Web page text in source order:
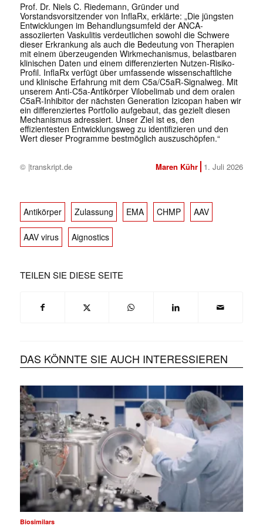
Prof. Dr. Niels C. Riedemann, Gründer und
Vorstandsvorsitzender von InflaRx, erklärte: „Die jüngsten
Entwicklungen im Behandlungsumfeld der ANCA-
assoziierten Vaskulitis verdeutlichen sowohl die Schwere
dieser Erkrankung als auch die Bedeutung von Therapien
mit einem überzeugenden Wirkmechanismus, belastbaren
klinischen Daten und einem differenzierten Nutzen-Risiko-
Profil. InflaRx verfügt über umfassende wissenschaftliche
und klinische Erfahrung mit dem C5a/C5aR-Signalweg. Mit
unserem Anti-C5a-Antikörper Vilobelimab und dem oralen
C5aR-Inhibitor der nächsten Generation Izicopan haben wir
ein differenziertes Portfolio aufgebaut, das gezielt diesen
Mechanismus adressiert. Unser Ziel ist es, den
effizientesten Entwicklungsweg zu identifizieren und den
Wert dieser Programme bestmöglich auszuschöpfen.“
© |transkript.de Maren Kühr 1. Juli 2026
Antikörper Zulassung EMA CHMP AAV
AAV virus Aignostics
TEILEN SIE DIESE SEITE
DAS KÖNNTE SIE AUCH INTERESSIEREN
Biosimilars